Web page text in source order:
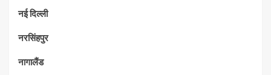
नई दिल्ली
नरसिंहपुर
नागालैंड